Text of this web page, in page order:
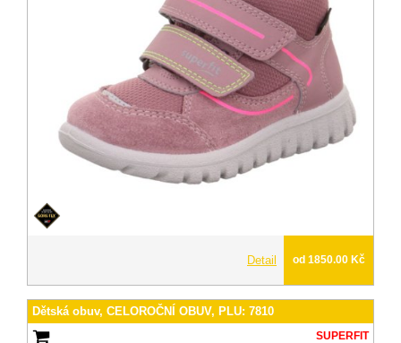
Detail od 1850.00 Kč
Dětská obuv, CELOROČNÍ OBUV, PLU: 7810
SUPERFIT